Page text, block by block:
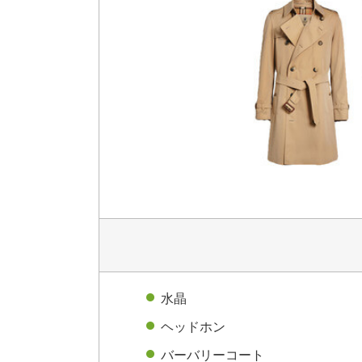
水晶
ヘッドホン
バーバリーコート